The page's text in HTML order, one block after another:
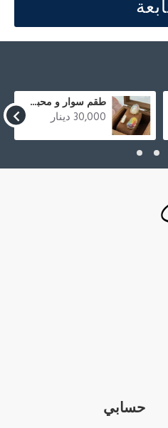
طقم سوار و محبس من حجر العقيق المطحون الملون و صدف
30,000 دينار
حسابي